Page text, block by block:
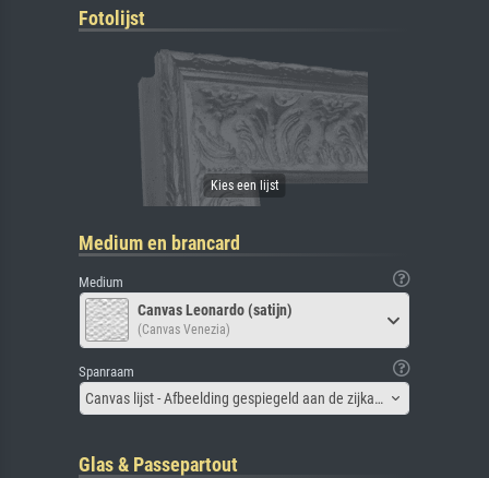
Fotolijst
Medium en brancard
Medium
Canvas Leonardo (satijn)
(Canvas Venezia)
Spanraam
Canvas lijst - Afbeelding gespiegeld aan de zijkant
Glas & Passepartout